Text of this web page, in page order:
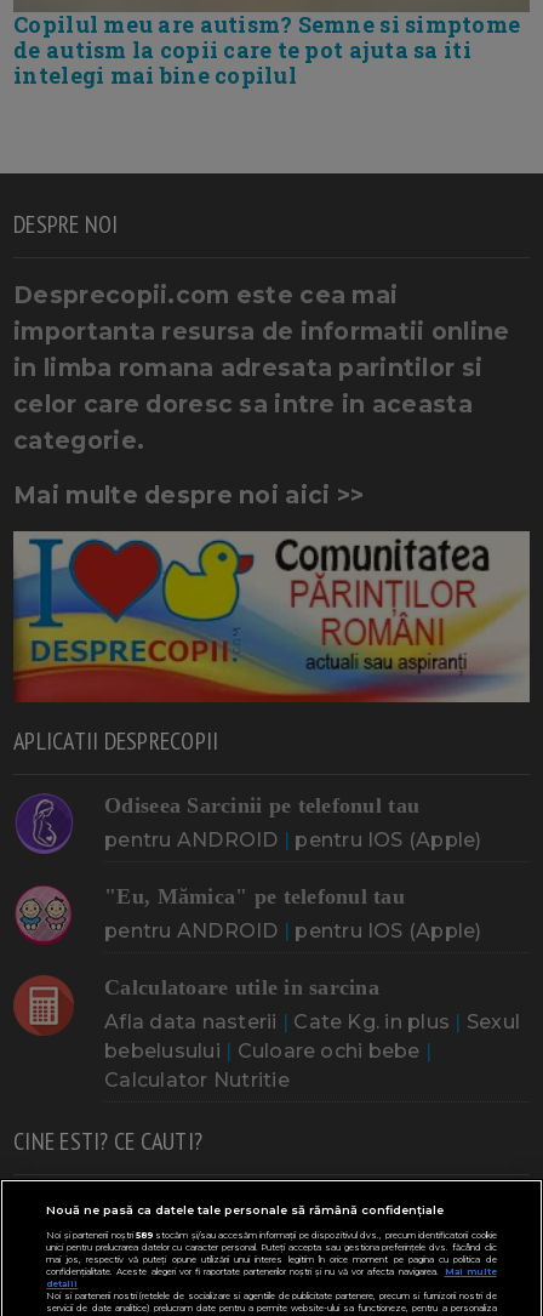
Copilul meu are autism? Semne si simptome
de autism la copii care te pot ajuta sa iti
intelegi mai bine copilul
DESPRE NOI
Desprecopii.com este cea mai
importanta resursa de informatii online
in limba romana adresata parintilor si
celor care doresc sa intre in aceasta
categorie.
Mai multe despre noi aici >>
APLICATII DESPRECOPII
Odiseea Sarcinii pe telefonul tau
pentru ANDROID | pentru IOS (Apple)
"Eu, Mămica" pe telefonul tau
pentru ANDROID | pentru IOS (Apple)
Calculatoare utile in sarcina
Afla data nasterii | Cate Kg. in plus | Sexul
bebelusului | Culoare ochi bebe |
Calculator Nutritie
CINE ESTI? CE CAUTI?
Doresc un copil Adoptia Probleme cu sarcina
Urmeaza sa nasc Probleme alaptare Bebe plange
Bebe febra Cresa, Gradinta
Nouă ne pasă ca datele tale personale să rămână confidențiale
Noi și partenerii noștri589stocăm și/sau accesăm informații pe dispozitivul dvs., precum identificatorii cookie
unici pentru prelucrarea datelor cu caracter personal. Puteți accepta sau gestiona preferințele dvs. făcând clic
mai jos, respectiv vă puteți opune utilizării unui interes legitim în orice moment pe pagina cu politica de
confidențialitate. Aceste alegeri vor fi raportate partenerilor noștri și nu vă vor afecta navigarea.
Mai multe
detalii
Noi si partenerii nostri (retelele de socializare si agentiile de publicitate partenere, precum si furnizorii nostri de
servicii de date analitice) prelucram date pentru a permite website-ului sa functioneze, pentru a personaliza